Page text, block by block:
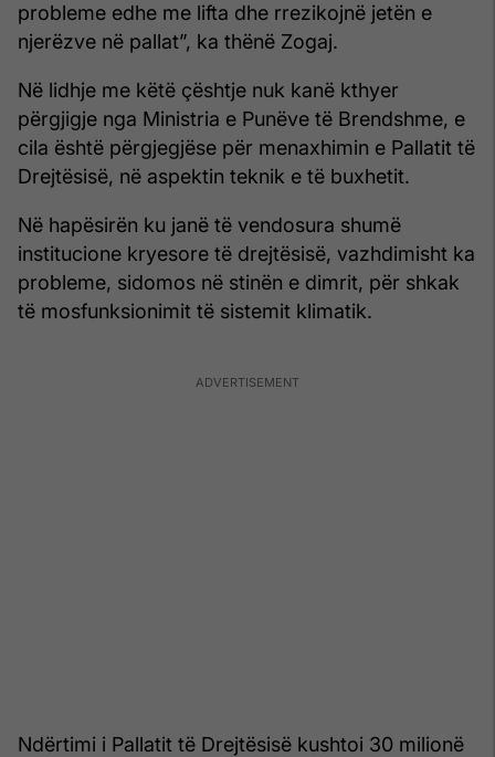
probleme edhe me lifta dhe rrezikojnë jetën e
njerëzve në pallat”, ka thënë Zogaj.
Në lidhje me këtë çështje nuk kanë kthyer
përgjigje nga Ministria e Punëve të Brendshme, e
cila është përgjegjëse për menaxhimin e Pallatit të
Drejtësisë, në aspektin teknik e të buxhetit.
Në hapësirën ku janë të vendosura shumë
institucione kryesore të drejtësisë, vazhdimisht ka
probleme, sidomos në stinën e dimrit, për shkak
të mosfunksionimit të sistemit klimatik.
Ndërtimi i Pallatit të Drejtësisë kushtoi 30 milionë